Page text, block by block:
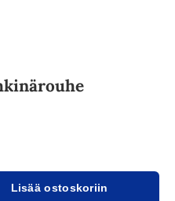
Lisää ostoskoriin